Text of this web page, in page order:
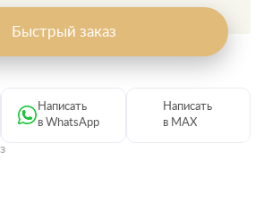
Быстрый заказ
Написать
в WhatsApp
Написать
в MAX